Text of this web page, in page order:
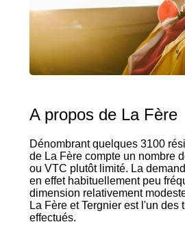
A propos de La Fère
Dénombrant quelques 3100
de La Fère compte un nombre
ou VTC plutôt limité. La
en effet habituellement peu
dimension relativement
La Fère et Tergnier est l'un des
effectués.